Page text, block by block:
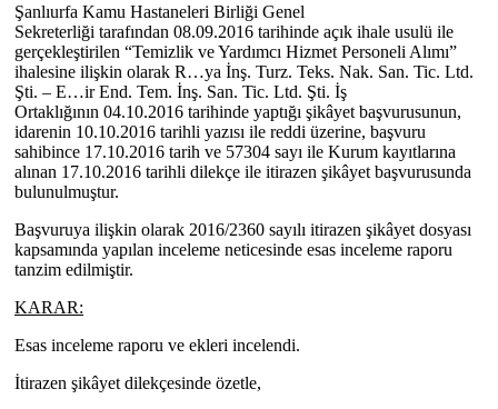
Şanlıurfa Kamu Hastaneleri Birliği Genel
Sekreterliği tarafından 08.09.2016 tarihinde açık ihale usulü ile
gerçekleştirilen “Temizlik ve Yardımcı Hizmet Personeli Alımı”
ihalesine ilişkin olarak R…ya İnş. Turz. Teks. Nak. San. Tic. Ltd.
Şti. – E…ir End. Tem. İnş. San. Tic. Ltd. Şti. İş
Ortaklığının 04.10.2016 tarihinde yaptığı şikâyet başvurusunun,
idarenin 10.10.2016 tarihli yazısı ile reddi üzerine, başvuru
sahibince 17.10.2016 tarih ve 57304 sayı ile Kurum kayıtlarına
alınan 17.10.2016 tarihli dilekçe ile itirazen şikâyet başvurusunda
bulunulmuştur.
Başvuruya ilişkin olarak 2016/2360 sayılı itirazen şikâyet dosyası
kapsamında yapılan inceleme neticesinde esas inceleme raporu
tanzim edilmiştir.
KARAR:
Esas inceleme raporu ve ekleri incelendi.
İtirazen şikâyet dilekçesinde özetle,